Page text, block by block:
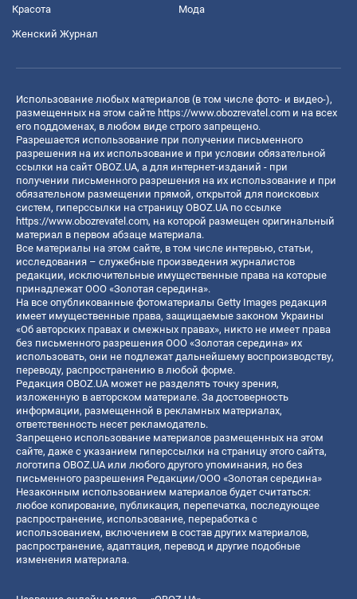
Красота Мода
Женский Журнал
Использование любых материалов (в том числе фото- и видео-),
размещенных на этом сайте https://www.obozrevatel.com и на всех
его поддоменах, в любом виде строго запрещено.
Разрешается использование при получении письменного
разрешения на их использование и при условии обязательной
ссылки на сайт OBOZ.UA, а для интернет-изданий - при
получении письменного разрешения на их использование и при
обязательном размещении прямой, открытой для поисковых
систем, гиперссылки на страницу OBOZ.UA по ссылке
https://www.obozrevatel.com, на которой размещен оригинальный
материал в первом абзаце материала.
Все материалы на этом сайте, в том числе интервью, статьи,
исследования – служебные произведения журналистов
редакции, исключительные имущественные права на которые
принадлежат ООО «Золотая середина».
На все опубликованные фотоматериалы Getty Images редакция
имеет имущественные права, защищаемые законом Украины
«Об авторских правах и смежных правах», никто не имеет права
без письменного разрешения ООО «Золотая середина» их
использовать, они не подлежат дальнейшему воспроизводству,
переводу, распространению в любой форме.
Редакция OBOZ.UA может не разделять точку зрения,
изложенную в авторском материале. За достоверность
информации, размещенной в рекламных материалах,
ответственность несет рекламодатель.
Запрещено использование материалов размещенных на этом
сайте, даже с указанием гиперссылки на страницу этого сайта,
логотипа OBOZ.UA или любого другого упоминания, но без
письменного разрешения Редакции/ООО «Золотая середина»
Незаконным использованием материалов будет считаться:
любое копирование, публикация, перепечатка, последующее
распространение, использование, переработка с
использованием, включением в состав других материалов,
распространение, адаптация, перевод и другие подобные
изменения материала.